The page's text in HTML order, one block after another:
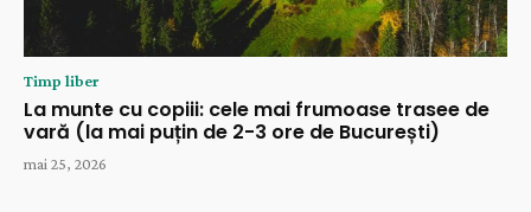
Timp liber
La munte cu copiii: cele mai frumoase trasee de
vară (la mai puțin de 2-3 ore de București)
mai 25, 2026